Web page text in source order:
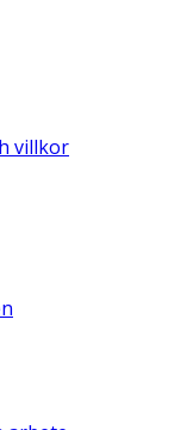
villkor